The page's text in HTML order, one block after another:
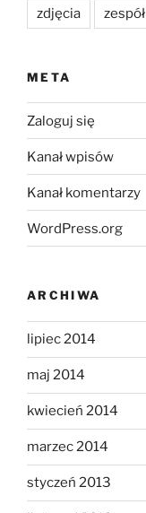
zdjęcia zespół
META
Zaloguj się
Kanał wpisów
Kanał komentarzy
WordPress.org
ARCHIWA
lipiec 2014
maj 2014
kwiecień 2014
marzec 2014
styczeń 2013